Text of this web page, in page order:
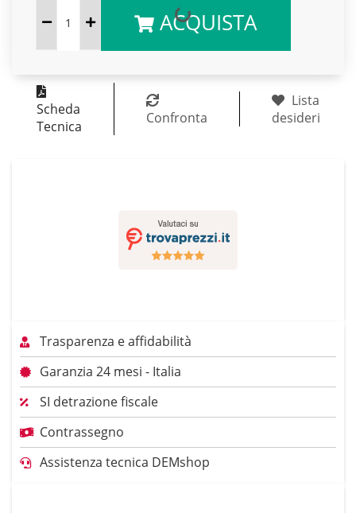
ACQUISTA
Scheda
Tecnica
Confronta
Lista
desideri
Trasparenza e affidabilità
Garanzia 24 mesi - Italia
SI detrazione fiscale
Contrassegno
Assistenza tecnica DEMshop